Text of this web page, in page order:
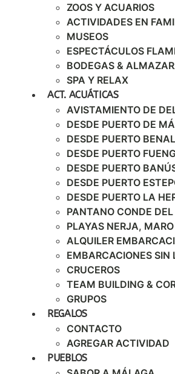
ZOOS Y ACUARIOS
ACTIVIDADES EN
MUSEOS
ESPECTÁCULOS
BODEGAS &
SPA Y RELAX
ACT. ACUÁTICAS
AVISTAMIENTO DE
DESDE PUERTO DE
DESDE PUERTO
DESDE PUERTO
DESDE PUERTO
DESDE PUERTO
DESDE PUERTO LA
PANTANO CONDE
PLAYAS NERJA,
ALQUILER
EMBARCACIONES SIN
CRUCEROS
TEAM BUILDING &
GRUPOS
REGALOS
CONTACTO
AGREGAR ACTIVIDAD
PUEBLOS